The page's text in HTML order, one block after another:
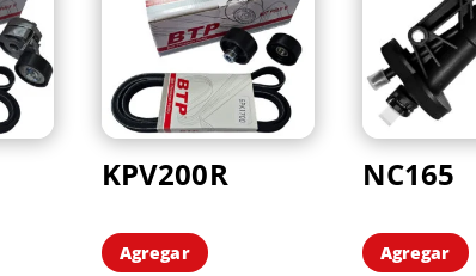
KPV200R
Agregar
NC165
Agregar